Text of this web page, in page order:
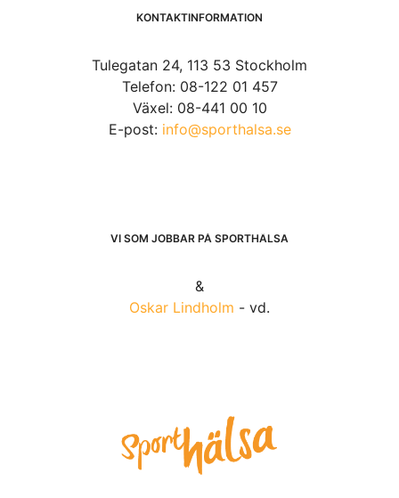
KONTAKTINFORMATION
Tulegatan 24, 113 53 Stockholm
Telefon: 08-122 01 457
Växel: 08-441 00 10
E-post: info@sporthalsa.se
VI SOM JOBBAR PÅ SPORTHÄLSA
&
Oskar Lindholm - vd.